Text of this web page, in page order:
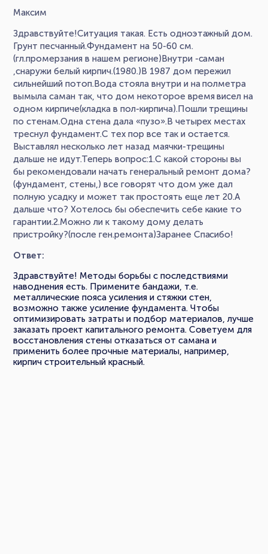
Максим
Здравствуйте!Ситуация такая. Есть одноэтажный дом.
Грунт песчанный.Фундамент на 50-60 см.
(гл.промерзания в нашем регионе)Внутри -саман
,снаружи белый кирпич.(1980.)В 1987 дом пережил
сильнейший потоп.Вода стояла внутри и на полметра
вымыла саман так, что дом некоторое время висел на
одном кирпиче(кладка в пол-кирпича).Пошли трещины
по стенам.Одна стена дала «пузо».В четырех местах
треснул фундамент.С тех пор все так и остается.
Выставлял несколько лет назад маячки-трещины
дальше не идут.Теперь вопрос:1.С какой стороны вы
бы рекомендовали начать генеральный ремонт дома?
(фундамент, стены,) все говорят что дом уже дал
полную усадку и может так простоять еще лет 20.А
дальше что? Хотелось бы обеспечить себе какие то
гарантии.2.Можно ли к такому дому делать
пристройку?(после ген.ремонта)Заранее Спасибо!
Ответ:
Здравствуйте! Методы борьбы с последствиями
наводнения есть. Примените бандажи, т.е.
металлические пояса усиления и стяжки стен,
возможно также усиление фундамента. Чтобы
оптимизировать затраты и подбор материалов, лучше
заказать проект капитального ремонта. Советуем для
восстановления стены отказаться от самана и
применить более прочные материалы, например,
кирпич строительный красный.